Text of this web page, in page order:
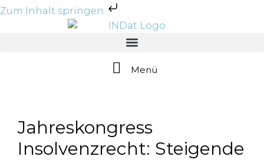
Zum Inhalt springen
Menü
Jahreskongress
Insolvenzrecht: Steigende